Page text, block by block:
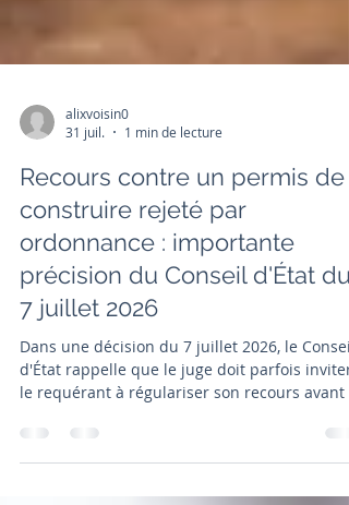
31 juil.
1 min de lecture
Recours contre un permis de
construire rejeté par
ordonnance : importante
précision du Conseil d'État du
7 juillet 2026
Dans une décision du 7 juillet 2026, le Conseil
le requérant à régulariser son recours avant
le rejeter.